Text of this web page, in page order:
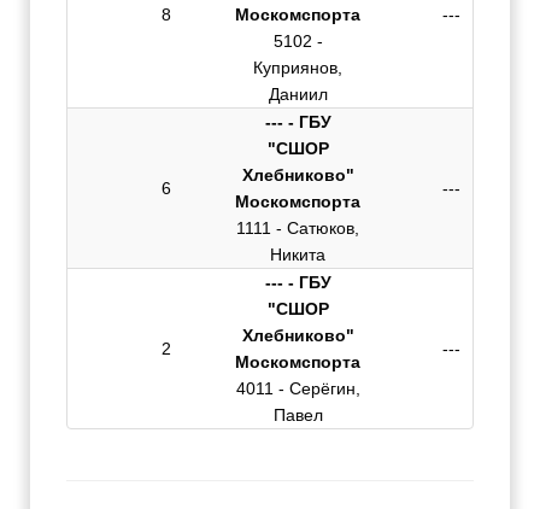
8
Москомспорта
5102 -
Куприянов,
Даниил
---
6
--- - ГБУ
"СШОР
Хлебниково"
Москомспорта
1111 - Сатюков,
Никита
---
2
--- - ГБУ
"СШОР
Хлебниково"
Москомспорта
4011 - Серёгин,
Павел
---